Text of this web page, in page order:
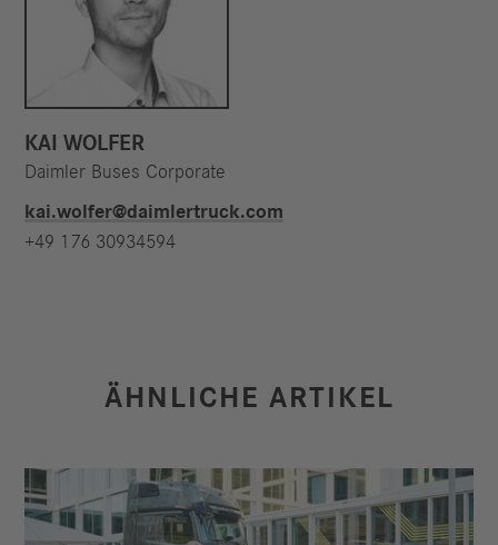
KAI WOLFER
Daimler Buses Corporate
kai.wolfer@daimlertruck.com
+49 176 30934594
ÄHNLICHE ARTIKEL